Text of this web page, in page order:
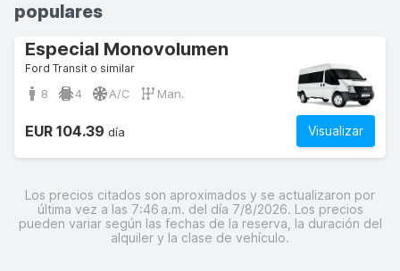
populares
Especial Monovolumen
Ford Transit o similar
8 4 A/C Man.
Visualizar
EUR 104.39 día
Los precios citados son aproximados y se actualizaron por
última vez a las 7:46 a.m. del día 7/8/2026. Los precios
pueden variar según las fechas de la reserva, la duración del
alquiler y la clase de vehículo.